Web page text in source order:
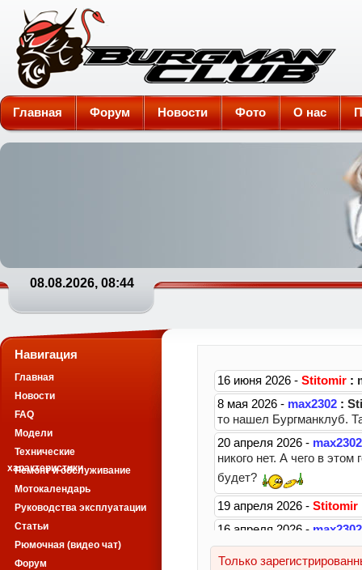
Burgman-Club
Главная Форум Новости Фото О нас
08.08.2026, 08:44
Навигация
Главная
Новости
FAQ
Модели
Технические
характеристики
Ремонт и обслуживание
Мотокалендарь
Руководства эксплуатации
Статьи
Рюмочная (видео чат)
Форум